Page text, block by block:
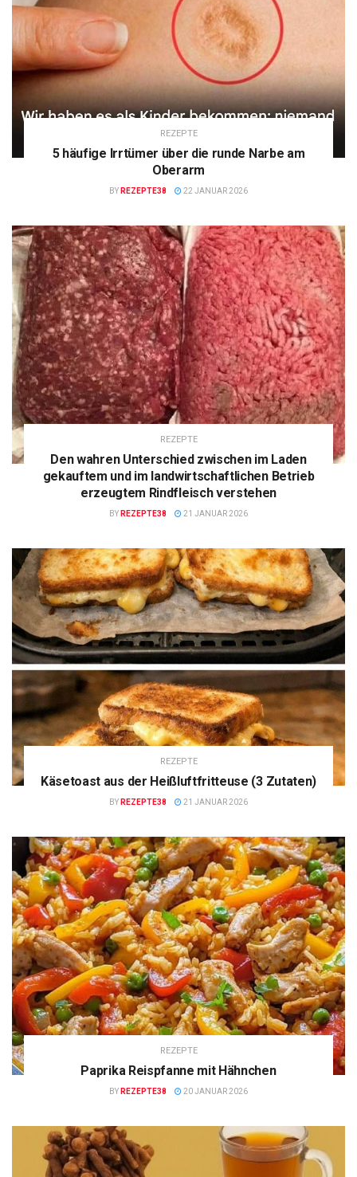
REZEPTE
5 häufige Irrtümer über die runde Narbe am
Oberarm
BY REZEPTE38 22 JANUAR 2026
REZEPTE
Den wahren Unterschied zwischen im Laden
gekauftem und im landwirtschaftlichen Betrieb
erzeugtem Rindfleisch verstehen
BY REZEPTE38 21 JANUAR 2026
REZEPTE
Käsetoast aus der Heißluftfritteuse (3 Zutaten)
BY REZEPTE38 21 JANUAR 2026
REZEPTE
Paprika Reispfanne mit Hähnchen
BY REZEPTE38 20 JANUAR 2026